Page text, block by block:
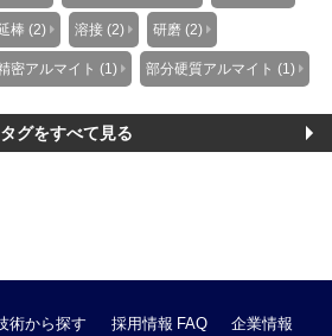
棒 (2) 溶接 (2) 研磨 (2)
密アルマイト (1) 部分硬質アルマイト (1)
タグをすべて見る
術から探す 採用情報 FAQ 企業情報